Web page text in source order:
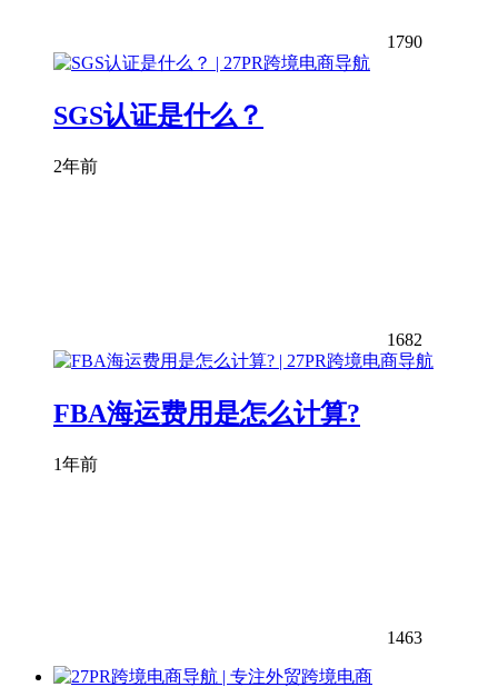
1790
SGS认证是什么？
2年前
1682
FBA海运费用是怎么计算?
1年前
1463